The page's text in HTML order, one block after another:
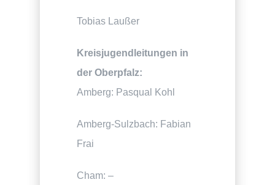
Tobias Laußer
Kreisjugendleitungen in
der Oberpfalz:
Amberg: Pasqual Kohl
Amberg-Sulzbach: Fabian
Frai
Cham: –